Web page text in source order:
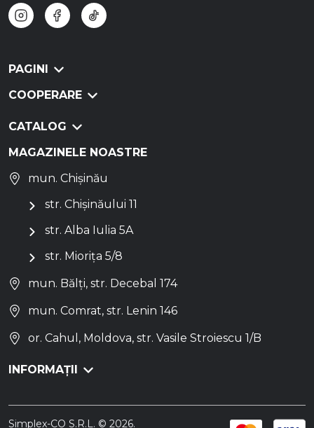
PAGINI
COOPERARE
CATALOG
MAGAZINELE NOASTRE
mun. Chișinău
str. Chișinăului 11
str. Alba Iulia 5A
str. Miorița 5/8
mun. Bălți, str. Decebal 174
mun. Comrat, str. Lenin 146
or. Cahul, Moldova, str. Vasile Stroiescu 1/B
INFORMAȚII
Simplex-CO S.R.L. © 2026.